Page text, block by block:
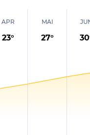
APR
23°
MAI
27° 30